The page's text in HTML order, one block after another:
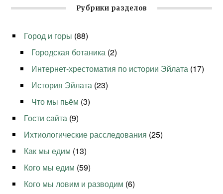
Рубрики разделов
Город и горы (88)
Городская ботаника (2)
Интернет-хрестоматия по истории Эйлата (17)
История Эйлата (23)
Что мы пьём (3)
Гости сайта (9)
Ихтиологические расследования (25)
Как мы едим (13)
Кого мы едим (59)
Кого мы ловим и разводим (6)